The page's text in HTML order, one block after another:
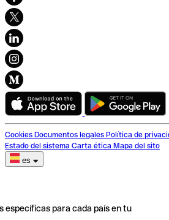
Cookies Documentos legales Política de
Estado del sistema Carta ética Mapa del sito
es
específicas para cada país en tu